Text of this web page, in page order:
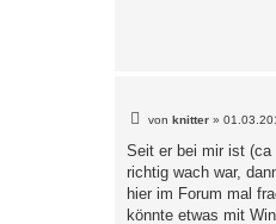
B
i
t
r
a
g
von knitter »
Seit er bei mir ist (ca
richtig wach war,
hier im Forum mal
könnte etwas mit